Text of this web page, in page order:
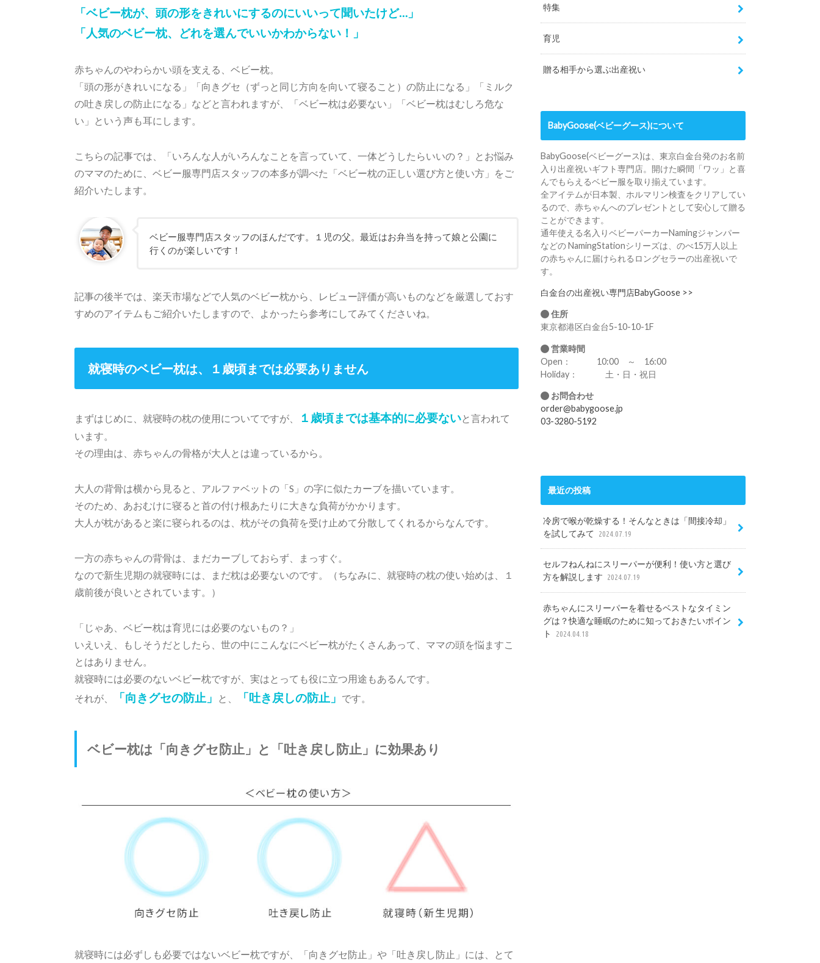
「ベビー枕が、頭の形をきれいにするのにいいって聞いたけど…」
「人気のベビー枕、どれを選んでいいかわからない！」
赤ちゃんのやわらかい頭を支える、ベビー枕。
「頭の形がきれいになる」「向きグセ（ずっと同じ方向を向いて寝ること）の防止になる」「ミルク
の吐き戻しの防止になる」などと言われますが、「ベビー枕は必要ない」「ベビー枕はむしろ危な
い」という声も耳にします。
こちらの記事では、「いろんな人がいろんなことを言っていて、一体どうしたらいいの？」とお悩み
のママのために、ベビー服専門店スタッフの本多が調べた「ベビー枕の正しい選び方と使い方」をご
紹介いたします。
ベビー服専門店スタッフのほんだです。１児の父。最近はお弁当を持って娘と公園に
行くのが楽しいです！
記事の後半では、楽天市場などで人気のベビー枕から、レビュー評価が高いものなどを厳選しておす
すめのアイテムもご紹介いたしますので、よかったら参考にしてみてくださいね。
就寝時のベビー枕は、１歳頃までは必要ありません
まずはじめに、就寝時の枕の使用についてですが、 １歳頃までは基本的に必要ないと言われて
います。
その理由は、赤ちゃんの骨格が大人とは違っているから。
大人の背骨は横から見ると、アルファベットの「S」の字に似たカーブを描いています。
そのため、あおむけに寝ると首の付け根あたりに大きな負荷がかかります。
大人が枕があると楽に寝られるのは、枕がその負荷を受け止めて分散してくれるからなんです。
一方の赤ちゃんの背骨は、まだカーブしておらず、まっすぐ。
なので新生児期の就寝時には、まだ枕は必要ないのです。（ちなみに、就寝時の枕の使い始めは、１
歳前後が良いとされています。）
「じゃあ、ベビー枕は育児には必要のないもの？」
いえいえ、もしそうだとしたら、世の中にこんなにベビー枕がたくさんあって、ママの頭を悩ますこ
とはありません。
就寝時には必要のないベビー枕ですが、実はとっても役に立つ用途もあるんです。
それが、
「向きグセの防止」 と、 「吐き戻しの防止」 です。
ベビー枕は「向きグセ防止」と「吐き戻し防止」に効果あり
就寝時には必ずしも必要ではないベビー枕ですが、「向きグセ防止」や「吐き戻し防止」には、とて
特集
育児
贈る相手から選ぶ出産祝い
BabyGoose(ベビーグース)について
BabyGoose(ベビーグース)は、東京白金台発のお名前
入り出産祝いギフト専門店。開けた瞬間「ワッ」と喜
んでもらえるベビー服を取り揃えています。
全アイテムが日本製、ホルマリン検査をクリアしてい
るので、赤ちゃんへのプレゼントとして安心して贈る
ことができます。
通年使える名入りベビーパーカーNamingジャンパー
などの NamingStationシリーズは、のべ15万人以上
の赤ちゃんに届けられるロングセラーの出産祝いで
す。
白金台の出産祝い専門店BabyGoose >>
住所
東京都港区白金台5-10-10-1F
営業時間
Open： 10:00 ～ 16:00
Holiday： 土・日・祝日
お問合わせ
order@babygoose.jp
03-3280-5192
最近の投稿
冷房で喉が乾燥する！そんなときは「間接冷却」
を試してみて
2024.07.19
セルフねんねにスリーパーが便利！使い方と選び
方を解説します
2024.07.19
赤ちゃんにスリーパーを着せるベストなタイミン
グは？快適な睡眠のために知っておきたいポイン
ト
2024.04.18